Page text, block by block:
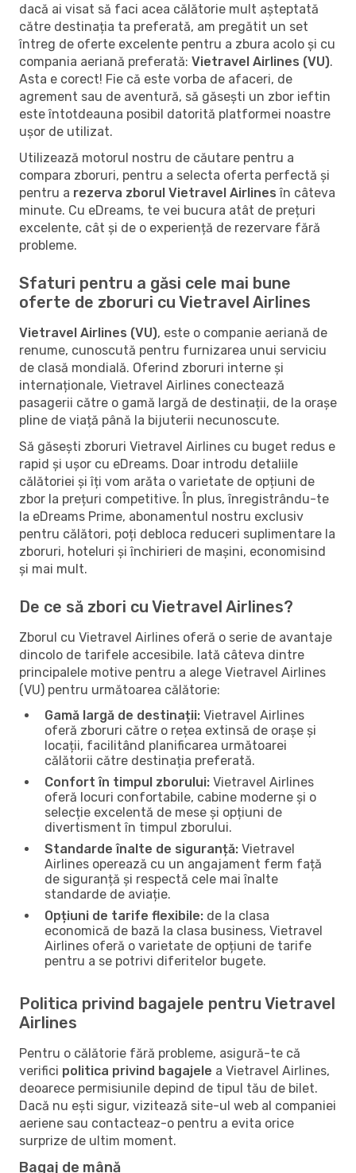
dacă ai visat să faci acea călătorie mult așteptată
către destinația ta preferată, am pregătit un set
întreg de oferte excelente pentru a zbura acolo și cu
compania aeriană preferată: Vietravel Airlines (VU).
Asta e corect! Fie că este vorba de afaceri, de
agrement sau de aventură, să găsești un zbor ieftin
este întotdeauna posibil datorită platformei noastre
ușor de utilizat.
Utilizează motorul nostru de căutare pentru a
compara zboruri, pentru a selecta oferta perfectă și
pentru a rezerva zborul Vietravel Airlines în câteva
minute. Cu eDreams, te vei bucura atât de prețuri
excelente, cât și de o experiență de rezervare fără
probleme.
Sfaturi pentru a găsi cele mai bune
oferte de zboruri cu Vietravel Airlines
Vietravel Airlines (VU), este o companie aeriană de
renume, cunoscută pentru furnizarea unui serviciu
de clasă mondială. Oferind zboruri interne și
internaționale, Vietravel Airlines conectează
pasagerii către o gamă largă de destinații, de la orașe
pline de viață până la bijuterii necunoscute.
Să găsești zboruri Vietravel Airlines cu buget redus e
rapid și ușor cu eDreams. Doar introdu detaliile
călătoriei și îți vom arăta o varietate de opțiuni de
zbor la prețuri competitive. În plus, înregistrându-te
la eDreams Prime, abonamentul nostru exclusiv
pentru călători, poți debloca reduceri suplimentare la
zboruri, hoteluri și închirieri de mașini, economisind
și mai mult.
De ce să zbori cu Vietravel Airlines?
Zborul cu Vietravel Airlines oferă o serie de avantaje
dincolo de tarifele accesibile. Iată câteva dintre
principalele motive pentru a alege Vietravel Airlines
(VU) pentru următoarea călătorie:
Gamă largă de destinații: Vietravel Airlines
oferă zboruri către o rețea extinsă de orașe și
locații, facilitând planificarea următoarei
călătorii către destinația preferată.
Confort în timpul zborului: Vietravel Airlines
oferă locuri confortabile, cabine moderne și o
selecție excelentă de mese și opțiuni de
divertisment în timpul zborului.
Standarde înalte de siguranță: Vietravel
Airlines operează cu un angajament ferm față
de siguranță și respectă cele mai înalte
standarde de aviație.
Opțiuni de tarife flexibile: de la clasa
economică de bază la clasa business, Vietravel
Airlines oferă o varietate de opțiuni de tarife
pentru a se potrivi diferitelor bugete.
Politica privind bagajele pentru Vietravel
Airlines
Pentru o călătorie fără probleme, asigură-te că
verifici politica privind bagajele a Vietravel Airlines,
deoarece permisiunile depind de tipul tău de bilet.
Dacă nu ești sigur, vizitează site-ul web al companiei
aeriene sau contacteaz-o pentru a evita orice
surprize de ultim moment.
Bagaj de mână